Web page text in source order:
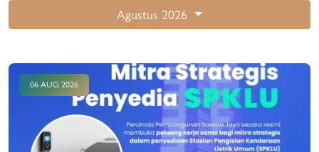
Agustus 2026
06 AUG 2026